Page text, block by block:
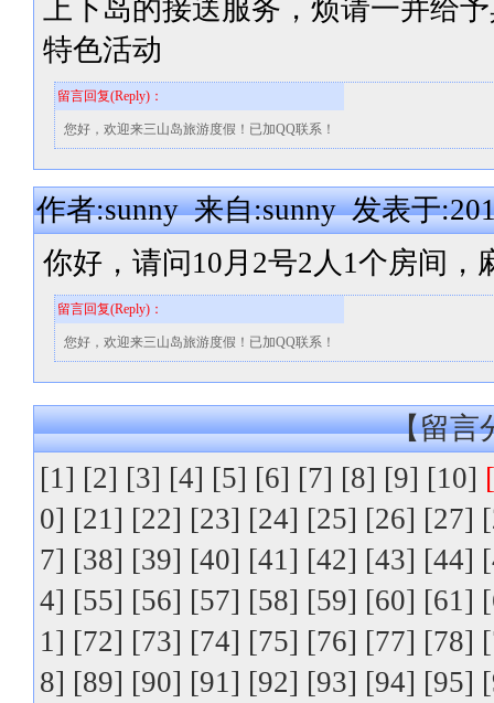
上下岛的接送服务，烦请一并给
特色活动
留言回复(Reply)：
您好，欢迎来三山岛旅游度假！已加QQ联系！
作者:sunny 来自:sunny 发表于
你好，请问10月2号2人1个房间
留言回复(Reply)：
您好，欢迎来三山岛旅游度假！已加QQ联系！
【留言
[1] [2] [3] [4] [5] [6] [7] [8] [9] [10]
0] [21] [22] [23] [24] [25] [26] [27]
7] [38] [39] [40] [41] [42] [43] [44]
4] [55] [56] [57] [58] [59] [60] [61]
1] [72] [73] [74] [75] [76] [77] [78]
8] [89] [90] [91] [92] [93] [94] [95]